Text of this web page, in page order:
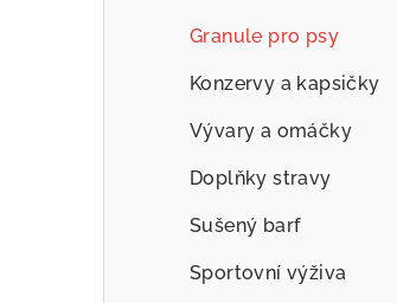
Granule pro psy
Konzervy a kapsičky
Vývary a omáčky
Doplňky stravy
Sušený barf
Sportovní výživa